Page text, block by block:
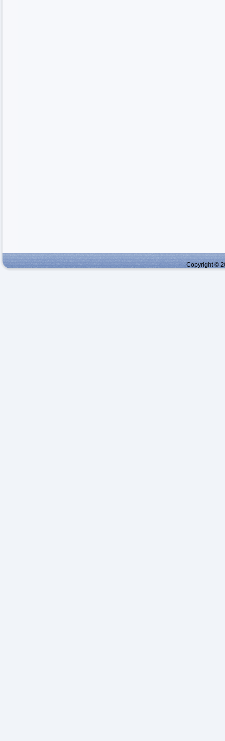
Copyright ©